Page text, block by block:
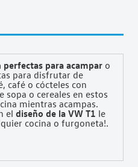
perfectas para acamparo
para disfrutar de
café o cócteles con
sopa o cereales en estos
mientras acampas.
el diseño de la VW T1 le
cocina o furgoneta!.